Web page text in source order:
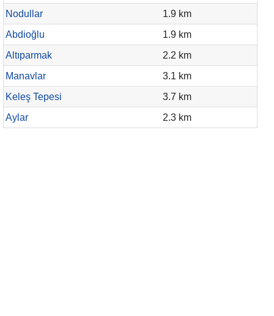
Nodullar
1.9 km
Abdioğlu
1.9 km
Altıparmak
2.2 km
Manavlar
3.1 km
Keleş Tepesi
3.7 km
Aylar
2.3 km